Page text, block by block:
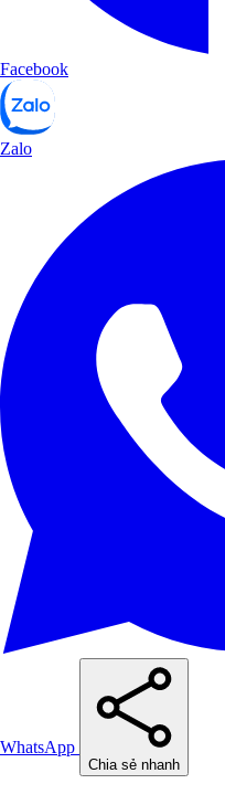
Facebook
Zalo
WhatsApp
Chia sẻ nhanh